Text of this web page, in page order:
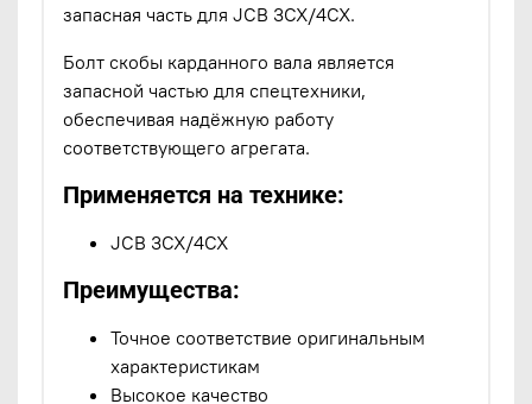
запасная часть для JCB 3CX/4CX.
Болт скобы карданного вала является
запасной частью для спецтехники,
обеспечивая надёжную работу
соответствующего агрегата.
Применяется на технике:
JCB 3CX/4CX
Преимущества:
Точное соответствие оригинальным
характеристикам
Высокое качество